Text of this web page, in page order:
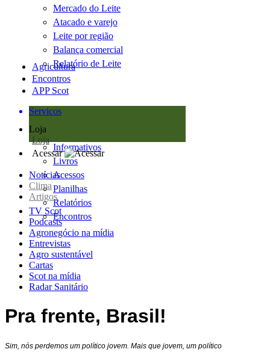
Mercado do Leite
Atacado e varejo
Leite por região
Balança comercial
Relatório de Leite
Agricultura
Encontros
APP Scot
Serviços
Loja
Loja
Informativos
Livros
Acessos
Planilhas
Relatórios
Encontros
Acessar
Notícias
Clima
Artigos
TV Scot
Podcasts
Agronegócio na mídia
Entrevistas
Agro sustentável
Cartas
Scot na mídia
Radar Sanitário
Pra frente, Brasil!
Sim, nós perdemos um político jovem. Mais que jovem, um político